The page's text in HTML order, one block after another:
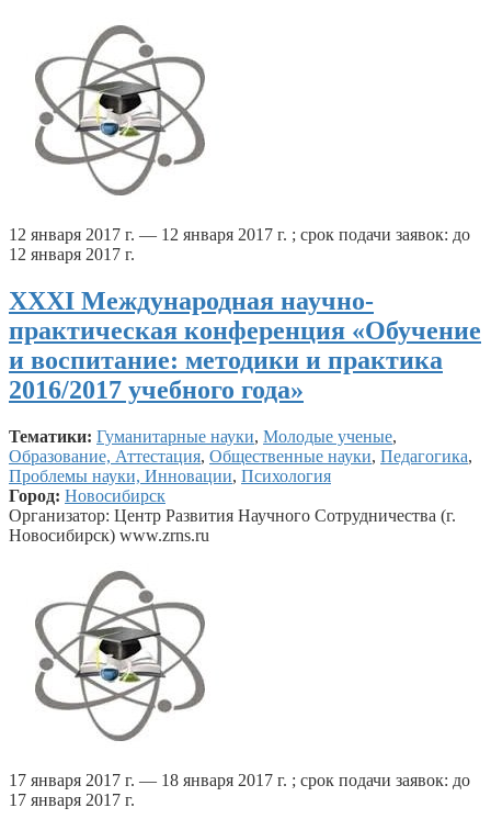
12 января 2017 г. — 12 января 2017 г. ; срок подачи заявок: до
12 января 2017 г.
XXXI Международная научно-
практическая конференция «Обучение
и воспитание: методики и практика
2016/2017 учебного года»
Тематики: Гуманитарные науки, Молодые ученые,
Образование, Аттестация, Общественные науки, Педагогика,
Проблемы науки, Инновации, Психология
Город: Новосибирск
Организатор: Центр Развития Научного Сотрудничества (г.
Новосибирск) www.zrns.ru
17 января 2017 г. — 18 января 2017 г. ; срок подачи заявок: до
17 января 2017 г.